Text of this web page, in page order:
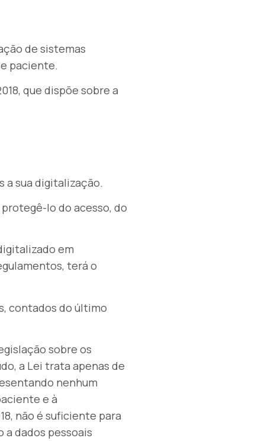
de sistemas
paciente.
que dispõe sobre a
a sua digitalização.
lo do acesso, do
em
terá o
contados do último
sobre os
a Lei trata apenas de
nenhum
e à
não é suficiente para
dados pessoais